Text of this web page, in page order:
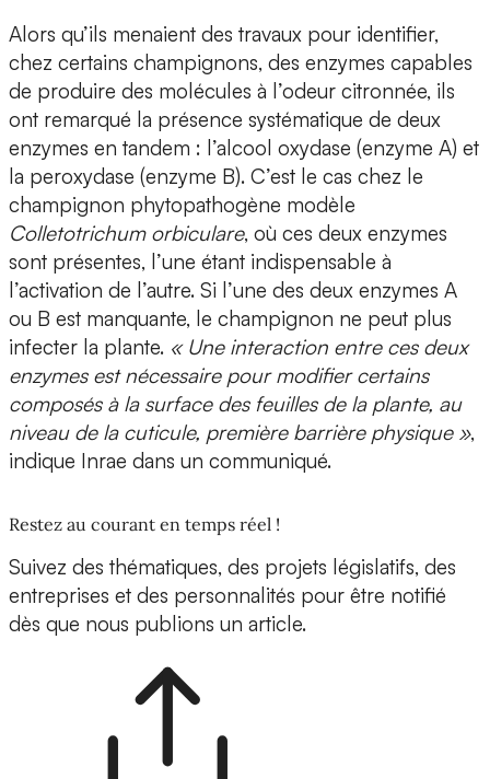
Alors qu’ils menaient des travaux pour identifier,
chez certains champignons, des enzymes capables
de produire des molécules à l’odeur citronnée, ils
ont remarqué la présence systématique de deux
enzymes en tandem : l’alcool oxydase (enzyme A) et
la peroxydase (enzyme B). C’est le cas chez le
champignon phytopathogène modèle
Colletotrichum orbiculare, où ces deux enzymes
sont présentes, l’une étant indispensable à
l’activation de l’autre. Si l’une des deux enzymes A
ou B est manquante, le champignon ne peut plus
infecter la plante. « Une interaction entre ces deux
enzymes est nécessaire pour modifier certains
composés à la surface des feuilles de la plante, au
niveau de la cuticule, première barrière physique »,
indique Inrae dans un communiqué.
Restez au courant en temps réel !
Suivez des thématiques, des projets législatifs, des
entreprises et des personnalités pour être notifié
dès que nous publions un article.